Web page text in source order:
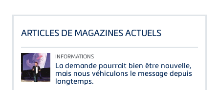
ARTICLES DE MAGAZINES ACTUELS
INFORMATIONS
La demande pourrait bien être nouvelle,
mais nous véhiculons le message depuis
longtemps.